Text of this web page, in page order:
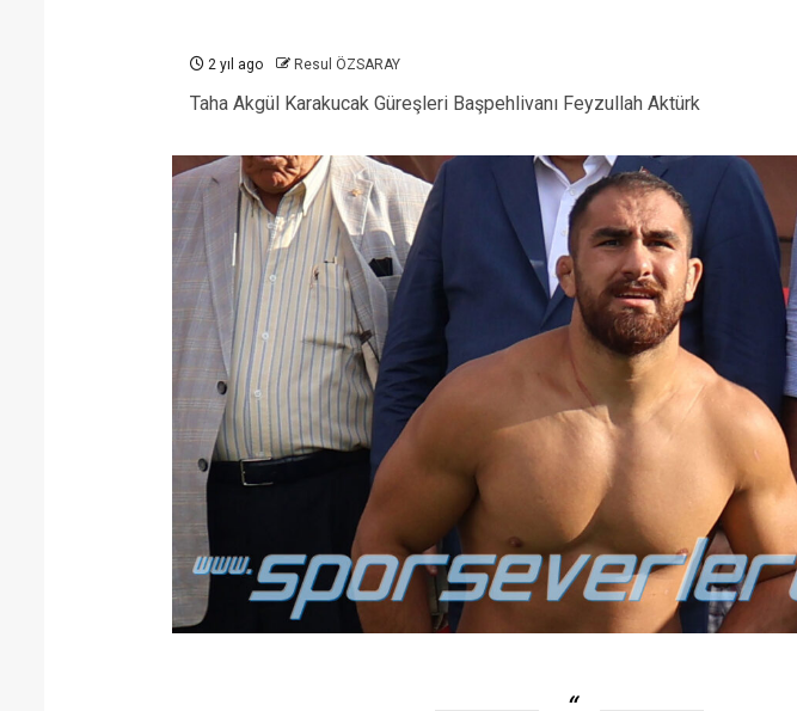
2 yıl ago Resul ÖZSARAY
Taha Akgül Karakucak Güreşleri Başpehlivanı Feyzullah Aktürk